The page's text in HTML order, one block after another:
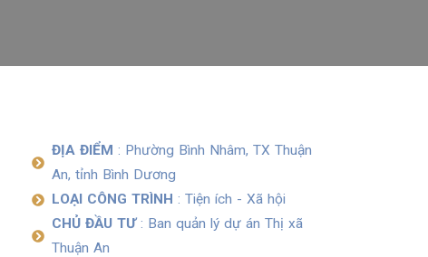
ĐỊA ĐIỂM : Phường Bình Nhâm, TX Thuận
An, tỉnh Bình Dương
LOẠI CÔNG TRÌNH : Tiện ích - Xã hội
CHỦ ĐẦU TƯ: Ban quản lý dự án Thị xã
Thuận An